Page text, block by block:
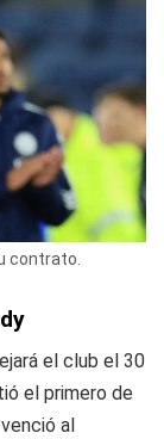
contrato.
el club el 30
el primero de
venció al